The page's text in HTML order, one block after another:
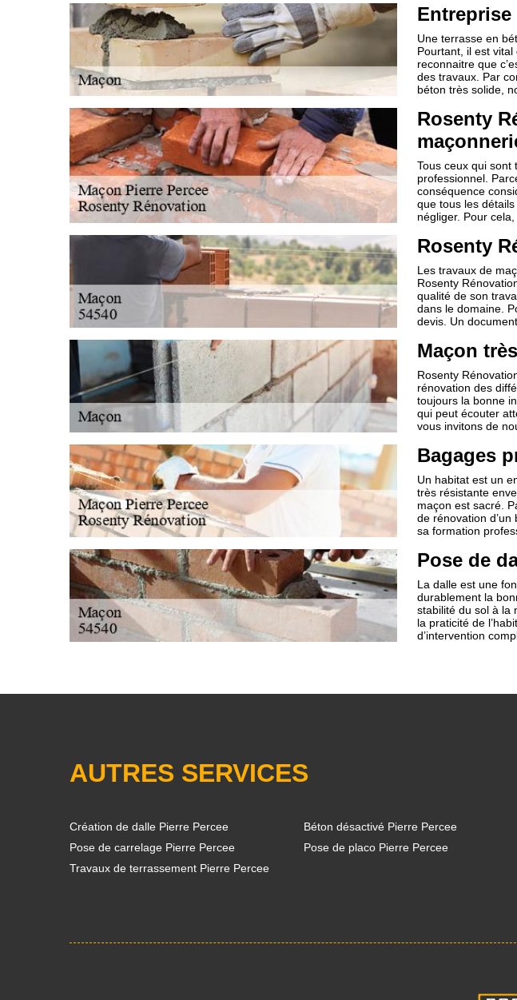
Entreprise
Une terrasse en
Pourtant, il est
reconnaitre que
des travaux. Par
béton très solide,
Rosenty
Tous ceux qui sont
professionnel.
conséquence
que tous les
négliger. Pour
Rosenty
Les travaux de
Rosenty
qualité de son
dans le domaine.
devis. Un
Maçon
Rosenty
rénovation des
toujours la bonne
qui peut écouter
vous invitons de
Bagages
Un habitat est un
très résistante
maçon est sacré.
de rénovation
sa formation
Pose de
La dalle est une
durablement la
stabilité du sol à la
la praticité de
d’intervention
AUTRES SERVICES
Création de dalle Pierre Percee Béton désactivé Pierre Percee
Pose de carrelage Pierre Percee
Pose de placo Pierre Percee
Travaux de terrassement Pierre Percee